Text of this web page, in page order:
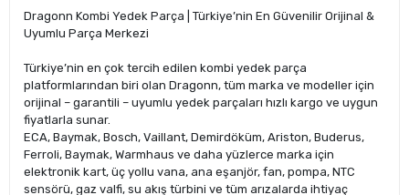
Dragonn Kombi Yedek Parça | Türkiye’nin En Güvenilir Orijinal &
Uyumlu Parça Merkezi
Türkiye’nin en çok tercih edilen kombi yedek parça
platformlarından biri olan Dragonn, tüm marka ve modeller için
orijinal – garantili – uyumlu yedek parçaları hızlı kargo ve uygun
fiyatlarla sunar.
ECA, Baymak, Bosch, Vaillant, Demirdöküm, Ariston, Buderus,
Ferroli, Baymak, Warmhaus ve daha yüzlerce marka için
elektronik kart, üç yollu vana, ana eşanjör, fan, pompa, NTC
sensörü, gaz valfi, su akış türbini ve tüm arızalarda ihtiyaç